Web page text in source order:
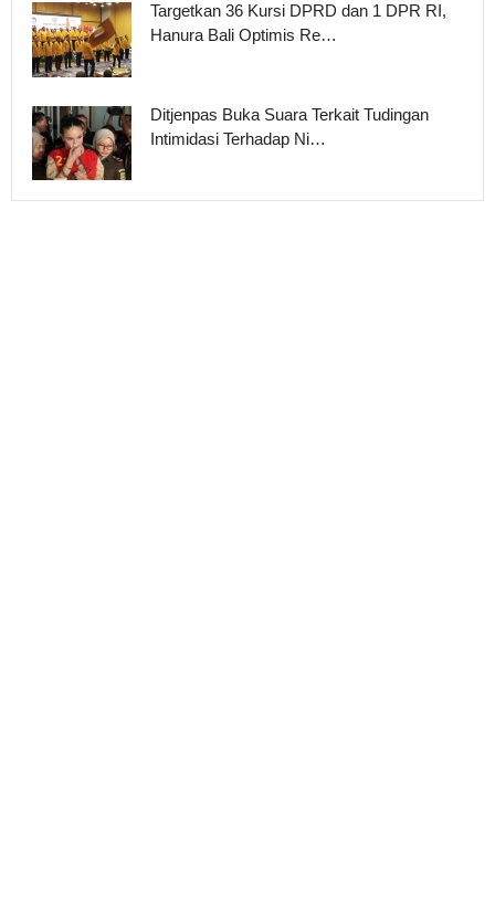
Targetkan 36 Kursi DPRD dan 1 DPR RI,
Hanura Bali Optimis Re…
Ditjenpas Buka Suara Terkait Tudingan
Intimidasi Terhadap Ni…